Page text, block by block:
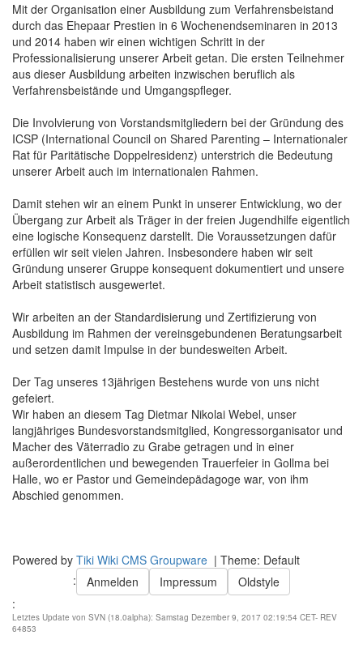
Mit der Organisation einer Ausbildung zum Verfahrensbeistand
durch das Ehepaar Prestien in 6 Wochenendseminaren in 2013
und 2014 haben wir einen wichtigen Schritt in der
Professionalisierung unserer Arbeit getan. Die ersten Teilnehmer
aus dieser Ausbildung arbeiten inzwischen beruflich als
Verfahrensbeistände und Umgangspfleger.
Die Involvierung von Vorstandsmitgliedern bei der Gründung des
ICSP (International Council on Shared Parenting – Internationaler
Rat für Paritätische Doppelresidenz) unterstrich die Bedeutung
unserer Arbeit auch im internationalen Rahmen.
Damit stehen wir an einem Punkt in unserer Entwicklung, wo der
Übergang zur Arbeit als Träger in der freien Jugendhilfe eigentlich
eine logische Konsequenz darstellt. Die Voraussetzungen dafür
erfüllen wir seit vielen Jahren. Insbesondere haben wir seit
Gründung unserer Gruppe konsequent dokumentiert und unsere
Arbeit statistisch ausgewertet.
Wir arbeiten an der Standardisierung und Zertifizierung von
Ausbildung im Rahmen der vereinsgebundenen Beratungsarbeit
und setzen damit Impulse in der bundesweiten Arbeit.
Der Tag unseres 13jährigen Bestehens wurde von uns nicht
gefeiert.
Wir haben an diesem Tag Dietmar Nikolai Webel, unser
langjähriges Bundesvorstandsmitglied, Kongressorganisator und
Macher des Väterradio zu Grabe getragen und in einer
außerordentlichen und bewegenden Trauerfeier in Gollma bei
Halle, wo er Pastor und Gemeindepädagoge war, von ihm
Abschied genommen.
Powered by Tiki Wiki CMS Groupware | Theme: Default
:
Anmelden Impressum
Oldstyle
:
Letztes Update von SVN (18.0alpha): Samstag Dezember 9, 2017 02:19:54 CET- REV
64853